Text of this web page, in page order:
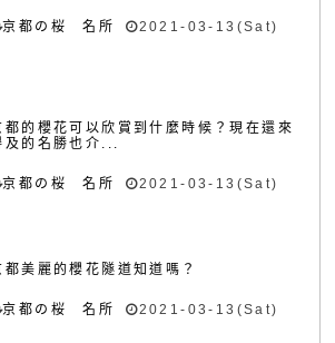
京都の桜 名所 2021-03-13(Sat)
都的櫻花可以欣賞到什麼時候？現在還來
及的名勝也介...
京都の桜 名所 2021-03-13(Sat)
都美麗的櫻花隧道知道嗎？
京都の桜 名所 2021-03-13(Sat)